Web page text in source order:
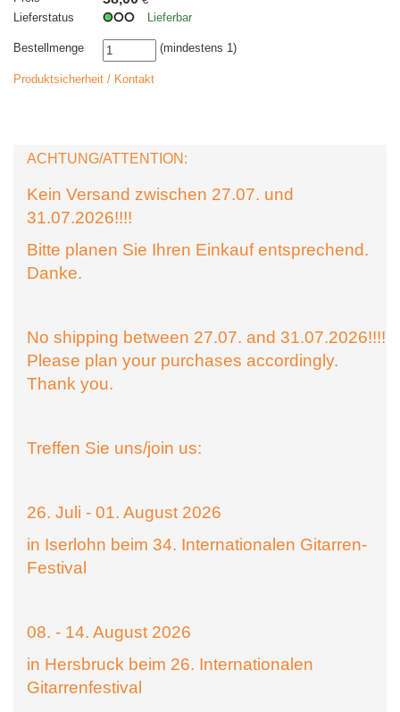
Lieferstatus
Lieferbar
Bestellmenge (mindestens 1)
Produktsicherheit / Kontakt
ACHTUNG/ATTENTION:
Kein Versand zwischen 27.07. und
31.07.2026!!!!
Bitte planen Sie Ihren Einkauf entsprechend.
Danke.
No shipping between 27.07. and 31.07.2026!!!!
Please plan your purchases accordingly.
Thank you.
Treffen Sie uns/join us:
26. Juli - 01. August 2026
in Iserlohn beim 34. Internationalen Gitarren-
Festival
08. - 14. August 2026
in Hersbruck beim 26. Internationalen
Gitarrenfestival